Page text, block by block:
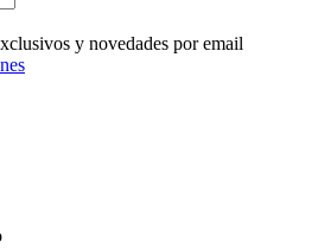
y novedades por email